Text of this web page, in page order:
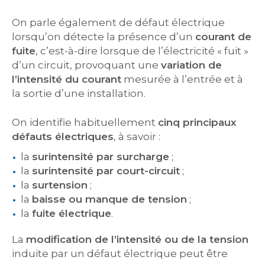
On parle également de défaut électrique
lorsqu’on détecte la présence d’un courant de
fuite, c’est-à-dire lorsque de l’électricité « fuit »
d’un circuit, provoquant une variation de
l’intensité du courant mesurée à l’entrée et à
la sortie d’une installation.
On identifie habituellement cinq principaux
défauts électriques, à savoir :
la surintensité par surcharge ;
la surintensité par court-circuit ;
la surtension ;
la baisse ou manque de tension ;
la fuite électrique.
La modification de l’intensité ou de la tension
induite par un défaut électrique peut être